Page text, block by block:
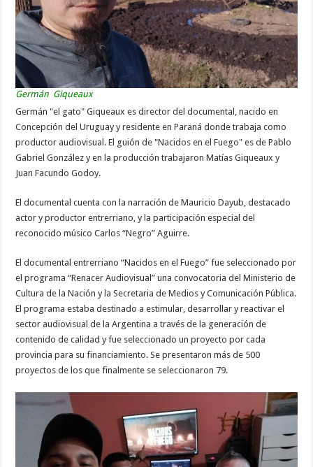
Germán Giqueaux
Germán "el gato" Giqueaux es director del documental, nacido en
Concepción del Uruguay y residente en Paraná donde trabaja como
productor audiovisual. El guión de "Nacidos en el Fuego" es de Pablo
Gabriel González y en la producción trabajaron Matías Giqueaux y
Juan Facundo Godoy.
El documental cuenta con la narración de Mauricio Dayub, destacado
actor y productor entrerriano, y la participación especial del
reconocido músico Carlos “Negro” Aguirre.
El documental entrerriano “Nacidos en el Fuego” fue seleccionado por
el programa “Renacer Audiovisual” una convocatoria del Ministerio de
Cultura de la Nación y la Secretaria de Medios y Comunicación Pública.
El programa estaba destinado a estimular, desarrollar y reactivar el
sector audiovisual de la Argentina a través de la generación de
contenido de calidad y fue seleccionado un proyecto por cada
provincia para su financiamiento. Se presentaron más de 500
proyectos de los que finalmente se seleccionaron 79.